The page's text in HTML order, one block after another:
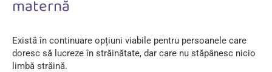
maternă
Există în continuare opțiuni viabile pentru persoanele care
doresc să lucreze în străinătate, dar care nu stăpânesc nicio
limbă străină.